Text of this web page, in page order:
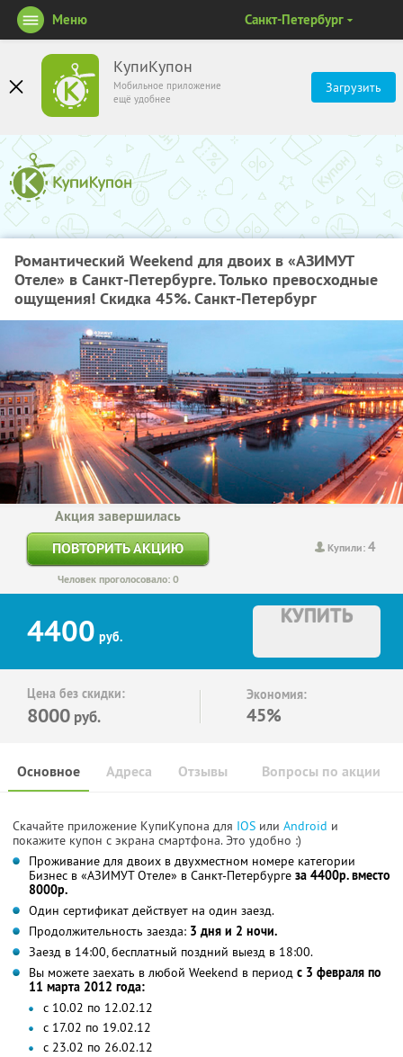
КупиКупон
Мобильное приложение
ещё удобнее
Загрузить
Меню Санкт-Петербург
Романтический Weekend для двоих в «АЗИМУТ
Отеле» в Санкт-Петербурге. Только превосходные
ощущения! Скидка 45%. Санкт-Петербург
Купили:4
Акция завершилась
ПОВТОРИТЬ АКЦИЮ
Человек проголосовало: 0
4400 руб.
КУПИТЬ
Цена без скидки:
8000 руб.
Экономия:
45%
Основное Отзывы Вопросы по акции
Адреса
Скачайте приложение КупиКупона для IOS или Android и
покажите купон с экрана смартфона. Это удобно :)
Проживание для двоих в двухместном номере категории
Бизнес в «АЗИМУТ Отеле» в Санкт-Петербурге за 4400р. вместо
8000р.
Один сертификат действует на один заезд.
Продолжительность заезда: 3 дня и 2 ночи.
Заезд в 14:00, бесплатный поздний выезд в 18:00.
Вы можете заехать в любой Weekend в период с 3 февраля по
11 марта 2012 года:
с 10.02 по 12.02.12
с 17.02 по 19.02.12
с 23.02 по 26.02.12